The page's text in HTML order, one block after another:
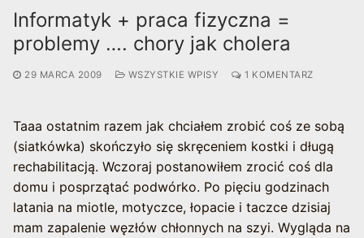
Informatyk + praca fizyczna =
problemy …. chory jak cholera
29 MARCA 2009 WSZYSTKIE WPISY 1 KOMENTARZ
Taaa ostatnim razem jak chciałem zrobić coś ze sobą
(siatkówka) skończyło się skręceniem kostki i długą
rechabilitacją. Wczoraj postanowiłem zrocić coś dla
domu i posprzątać podwórko. Po pięciu godzinach
latania na miotle, motyczce, łopacie i taczce dzisiaj
mam zapalenie węzłów chłonnych na szyi. Wygląda na